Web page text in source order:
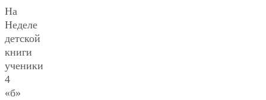
На
Неделе
детской
книги
ученики
4
«б»